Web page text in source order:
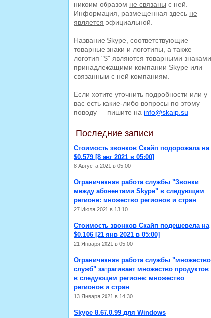
никоим образом не связаны с ней.
Информация, размещенная здесь не
является официальной.
Название Skype, соответствующие
товарные знаки и логотипы, а также
логотип "S" являются товарными знаками,
принадлежащими компании Skype или
связанным с ней компаниям.
Если хотите уточнить подробности или у
вас есть какие-либо вопросы по этому
поводу — пишите на info@skaip.su
Последние записи
Стоимость звонков Скайп подорожала на
$0.579 [8 авг 2021 в 05:00]
8 Августа 2021 в 05:00
Ограниченная работа службы "Звонки
между абонентами Skype" в следующем
регионе: множество регионов и стран
27 Июля 2021 в 13:10
Стоимость звонков Скайп подешевела на
$0.106 [21 янв 2021 в 05:00]
21 Января 2021 в 05:00
Ограниченная работа службы "множество
служб" затрагивает множество продуктов
в следующем регионе: множество
регионов и стран
13 Января 2021 в 14:30
Skype 8.67.0.99 для Windows